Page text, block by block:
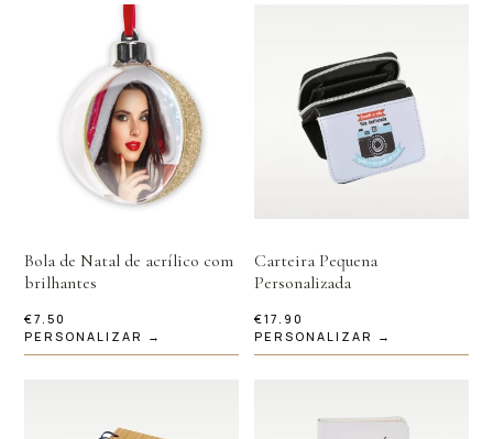
Bola de Natal de acrílico com
brilhantes
€7.50
PERSONALIZAR →
Carteira Pequena
Personalizada
€17.90
PERSONALIZAR →